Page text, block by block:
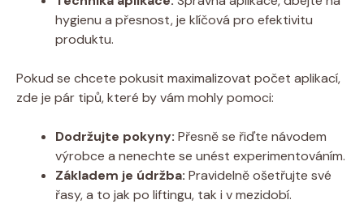
hygienu a přesnost, je klíčová pro efektivitu
produktu.
Pokud se chcete pokusit maximalizovat počet aplikací,
zde je pár tipů, které by vám mohly pomoci:
Dodržujte pokyny: Přesně se řiďte návodem
výrobce a nenechte se unést experimentováním.
Základem je údržba: Pravidelně ošetřujte své
řasy, a to jak po liftingu, tak i v mezidobí.